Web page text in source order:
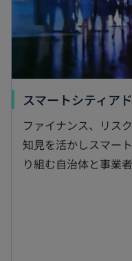
く
スマートシティア
ファイナンス、リス
知見を活かしスマー
り組む自治体と事業